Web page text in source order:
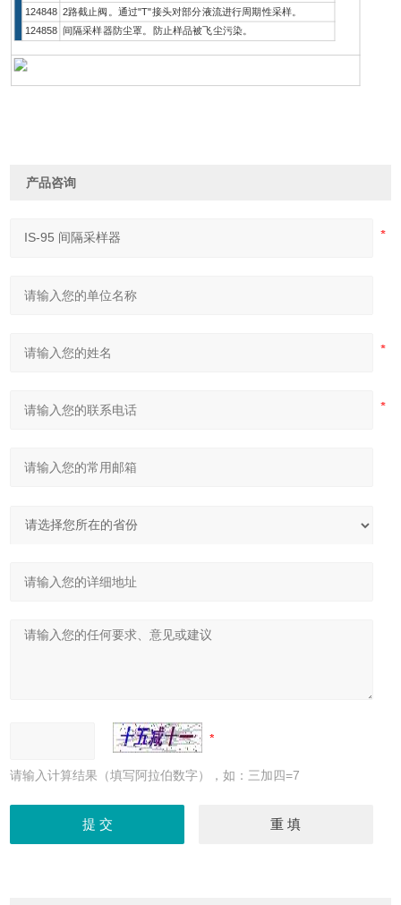
124848 2路截止阀。通过"T"接头对部分液流进行周期性采样。
124858 间隔采样器防尘罩。防止样品被飞尘污染。
产品咨询
请输入计算结果（填写阿拉伯数字），如：三加四=7